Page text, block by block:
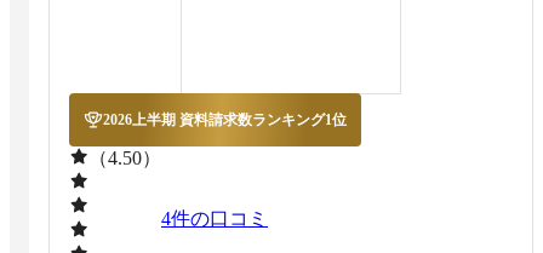
2026上半期 資料請求数ランキング1位
（4.50）
4件の口コミ